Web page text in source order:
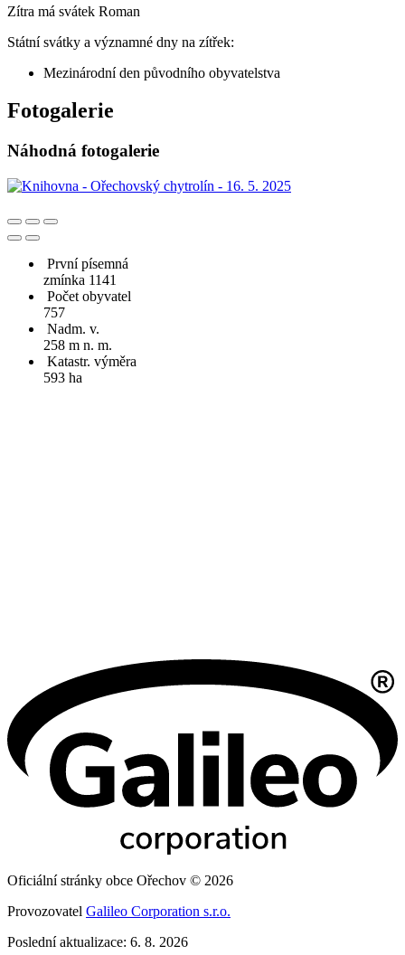
Zítra má svátek Roman
Státní svátky a významné dny na zítřek:
Mezinárodní den původního obyvatelstva
Fotogalerie
Náhodná fotogalerie
První písemná
zmínka 1141
Počet obyvatel
757
Nadm. v.
258 m n. m.
Katastr. výměra
593 ha
Oficiální stránky obce Ořechov © 2026
Provozovatel Galileo Corporation s.r.o.
Poslední aktualizace: 6. 8. 2026